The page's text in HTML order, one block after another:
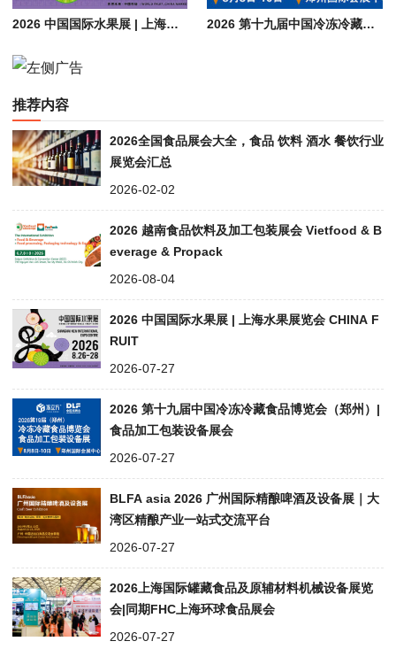
2026 中国国际水果展 | 上海水果展览会 CHINA FRUIT 2026 第十九届中国冷冻冷藏食品博览会（郑州）| 食品加工包装设备展会
推荐内容
2026全国食品展会大全，食品 饮料 酒水 餐饮行业
展览会汇总
2026-02-02
2026 越南食品饮料及加工包装展会 Vietfood & B
everage & Propack
2026-08-04
2026 中国国际水果展 | 上海水果展览会 CHINA F
RUIT
2026-07-27
2026 第十九届中国冷冻冷藏食品博览会（郑州）|
食品加工包装设备展会
2026-07-27
BLFA asia 2026 广州国际精酿啤酒及设备展｜大
湾区精酿产业一站式交流平台
2026-07-27
2026上海国际罐藏食品及原辅材料机械设备展览
会|同期FHC上海环球食品展会
2026-07-27